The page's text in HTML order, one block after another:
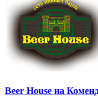
Beer House на